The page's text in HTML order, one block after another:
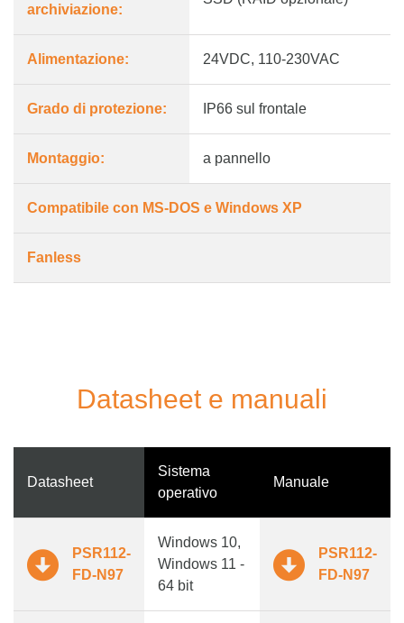
archiviazione:
Alimentazione: 24VDC, 110-230VAC
Grado di protezione: IP66 sul frontale
Montaggio: a pannello
Compatibile con MS-DOS e Windows XP
Fanless
Datasheet e manuali
Datasheet
Sistema
operativo
Manuale
PSR112-
FD-N97
Windows 10,
Windows 11 -
64 bit
PSR112-
FD-N97